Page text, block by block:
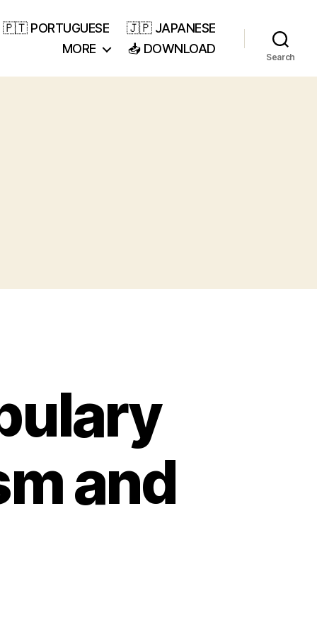
🇵🇹 PORTUGUESE
🇯🇵 JAPANESE
MORE
📥 DOWNLOAD
Search
and